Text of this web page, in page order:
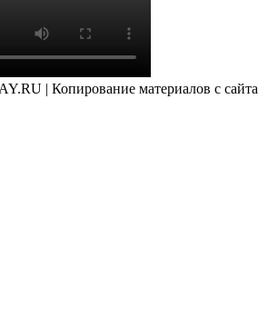
| Копирование материалов с сайта